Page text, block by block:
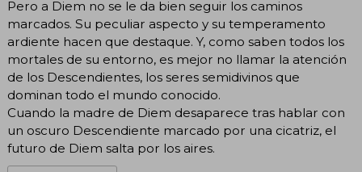
Pero a Diem no se le da bien seguir los caminos
marcados. Su peculiar aspecto y su temperamento
ardiente hacen que destaque. Y, como saben todos los
mortales de su entorno, es mejor no llamar la atención
de los Descendientes, los seres semidivinos que
dominan todo el mundo conocido.
Cuando la madre de Diem desaparece tras hablar con
un oscuro Descendiente marcado por una cicatriz, el
futuro de Diem salta por los aires.